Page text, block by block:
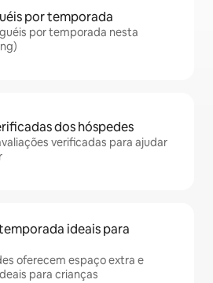
por temporada
por temporada nesta
dos hóspedes
verificadas para ajudar
ideais para
oferecem espaço extra e
para crianças